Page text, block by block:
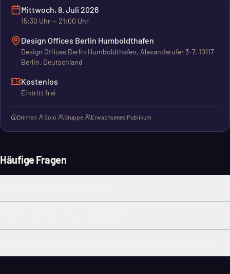
Mittwoch, 8. Juli 2026
15:30 Uhr— 21:00 Uhr
Design Offices Berlin Humboldthafen
Design Offices Berlin Humboldthafen, Alexanderufer 3-7, 10117
Berlin, Deutschland
Kostenlos
Eintritt frei
Drinnen· Solo· Gruppe· Erwachsenes Publikum
Häufige Fragen